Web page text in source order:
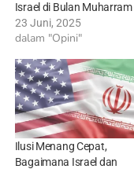
Israel di Bulan Muharram
23 Juni, 2025
dalam "Opini"
Ilusi Menang Cepat,
Bagaimana Israel dan